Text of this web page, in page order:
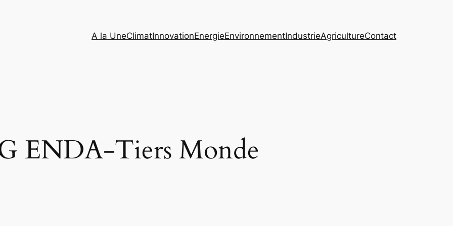
A la UneClimatInnovationEnergieEnvironnementIndustrieAgricultureContact
ENDA-Tiers Monde